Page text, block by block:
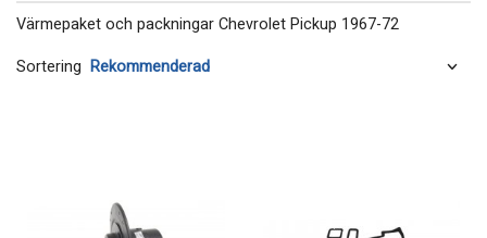
Värmepaket och packningar Chevrolet Pickup 1967-72
Sortering